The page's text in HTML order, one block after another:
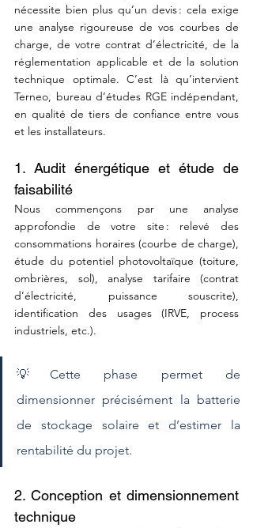
nécessite bien plus qu’un devis : cela exige
une analyse rigoureuse de vos courbes de
charge, de votre contrat d’électricité, de la
réglementation applicable et de la solution
technique optimale. C’est là qu’intervient
Terneo, bureau d’études RGE indépendant,
en qualité de tiers de confiance entre vous
et les installateurs.
1. Audit énergétique et étude de
faisabilité
Nous commençons par une analyse
approfondie de votre site : relevé des
consommations horaires (courbe de charge),
étude du potentiel photovoltaïque (toiture,
ombrières, sol), analyse tarifaire (contrat
d’électricité, puissance souscrite),
identification des usages (IRVE, process
industriels, etc.).
💡Cette phase permet de
dimensionner précisément la batterie
de stockage solaire et d’estimer la
rentabilité du projet.
2. Conception et dimensionnement
technique